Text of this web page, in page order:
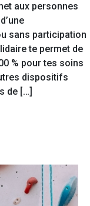
aux personnes
sans participation
te permet de
% pour tes soins
dispositifs
de […]